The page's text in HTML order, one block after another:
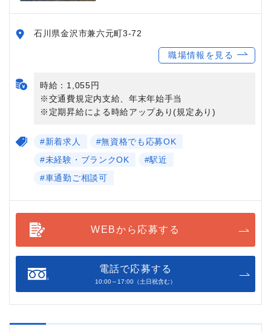
石川県金沢市兼六元町3-72
職場情報を見る
時給：1,055円
※交通費規定内支給、年末年始手当
※定期昇給による時給アップあり(規定あり)
#新着求人
#無資格でも応募OK
#未経験・ブランクOK
#駅近
#車通勤ご相談可
WEBから応募する
電話で応募する
10:00～17:00（土日祝含む）